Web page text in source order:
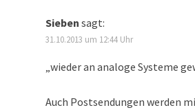
Sieben sagt:
31.10.2013 um 12:44 Uhr
„wieder an analoge Systeme
Auch Postsendungen werden